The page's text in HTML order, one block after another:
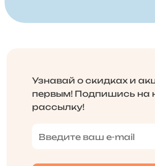
Узнавай о скидках и
первым! Подпишись на
рассылку!